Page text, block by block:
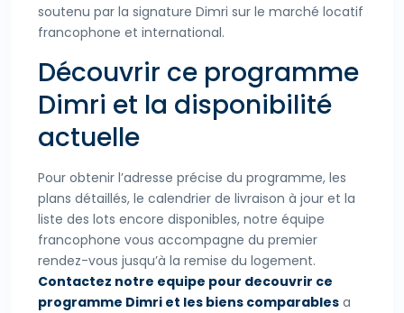
soutenu par la signature Dimri sur le marché locatif
francophone et international.
Découvrir ce programme
Dimri et la disponibilité
actuelle
Pour obtenir l’adresse précise du programme, les
plans détaillés, le calendrier de livraison à jour et la
liste des lots encore disponibles, notre équipe
francophone vous accompagne du premier
rendez-vous jusqu’à la remise du logement.
Contactez notre equipe pour decouvrir ce
programme Dimri et les biens comparables a